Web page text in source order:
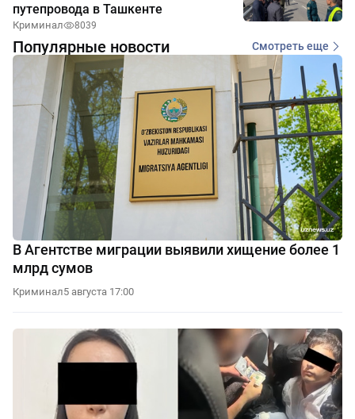
путепровода в Ташкенте
Криминал 8039
Популярные новости Смотреть еще
В Агентстве миграции выявили хищение более 1
млрд сумов
Криминал5 августа 17:00